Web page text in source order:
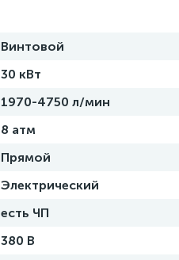
Винтовой
30 кВт
1970-4750 л/мин
8 атм
Прямой
Электрический
есть ЧП
380 В